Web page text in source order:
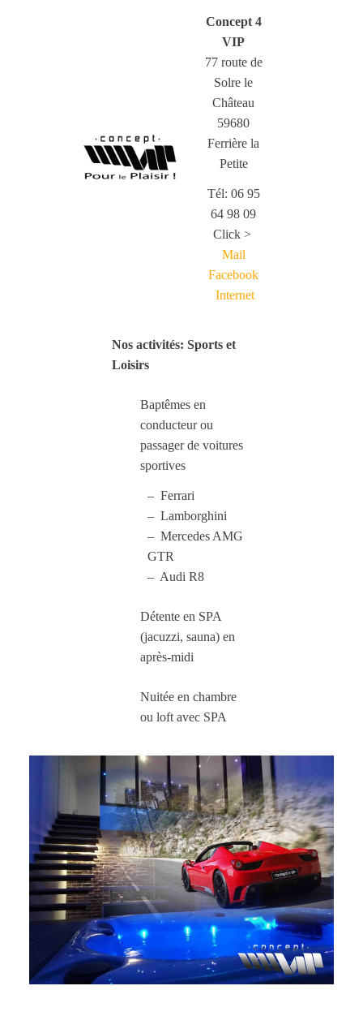
Concept 4
VIP
77 route de
Solre le
Château
59680
Ferrière la
Petite
Tél: 06 95
64 98 09
Click >
Mail
Facebook
Internet
Nos activités: Sports et
Loisirs
Baptêmes en
conducteur ou
passager de voitures
sportives
– Ferrari
– Lamborghini
– Mercedes AMG
GTR
– Audi R8
Détente en SPA
(jacuzzi, sauna) en
après-midi
Nuitée en chambre
ou loft avec SPA